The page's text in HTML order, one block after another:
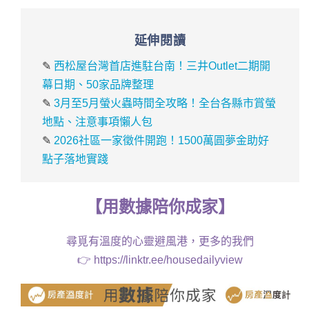
延伸閱讀
✎ 西松屋台灣首店進駐台南！三井Outlet二期開
幕日期、50家品牌整理
✎3月至5月螢火蟲時間全攻略！全台各縣市賞螢
地點、注意事項懶人包
✎ 2026社區一家徵件開跑！1500萬圓夢金助好
點子落地實踐
【用數據陪你成家】
尋覓有溫度的心靈避風港，更多的我們
👉 https://linktr.ee/housedailyview